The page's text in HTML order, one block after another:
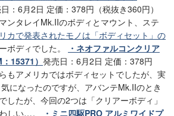
：6月2日 定価：378円（税抜き360円）
ンタレイMk.IIのボディとマウント、ステ
カで発表されたモノは「ボディセット」の
ボディでした。
・ネオファルコンクリア
15371） 発売日：6月2日 定価：378円
もアメリカではボディセットでしたが、実
になったのですが、アバンテMk.IIのとき
したが、今回の2つは「クリアーボディ」
しい…。
・ミニ四駆PRO アルミワイドプ